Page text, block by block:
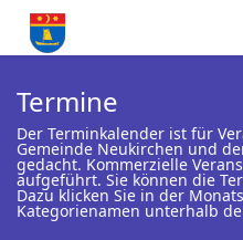
Termine
Der Terminkalender ist für
Gemeinde Neukirchen und
gedacht. Kommerzielle
aufgeführt. Sie können die
Dazu klicken Sie in der
Kategorienamen unterhalb